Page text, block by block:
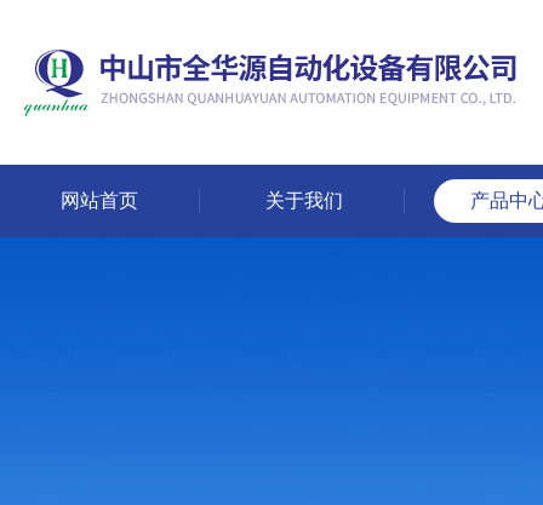
网站首页 关于我们 产品中